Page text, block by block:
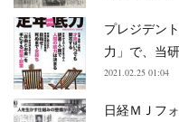
プレジデン
力」で、当
2021.02.25 01:04
日経ＭＪフ